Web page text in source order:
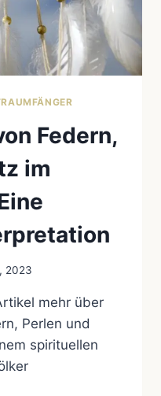
Federn,
im
2023
mehr über
Perlen und
spirituellen